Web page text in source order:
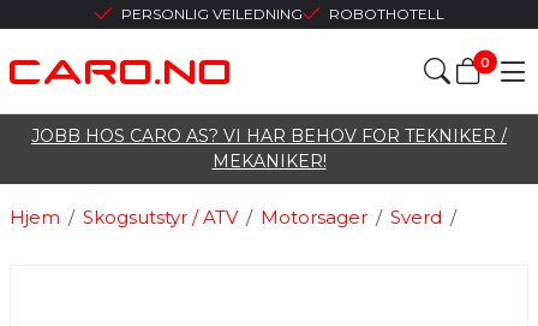
PERSONLIG VEILEDNING ROBOTHOTELL
0
JOBB HOS CARO AS? VI HAR BEHOV FOR TEKNIKER /
MEKANIKER!
/
Hjem /
Skogsutstyr / ATV /
Motorsager /
Sverd